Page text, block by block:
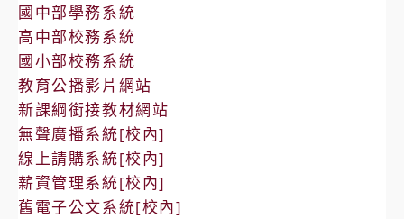
國中部學務系統
高中部校務系統
國小部校務系統
教育公播影片網站
新課綱銜接教材網站
無聲廣播系統[校內]
線上請購系統[校內]
薪資管理系統[校內]
舊電子公文系統[校內]